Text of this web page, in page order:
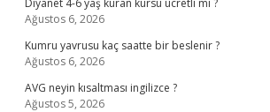
Diyanet 4-6 yaş kuran kursu ücretli mi ?
Ağustos 6, 2026
Kumru yavrusu kaç saatte bir beslenir ?
Ağustos 6, 2026
AVG neyin kısaltması ingilizce ?
Ağustos 5, 2026